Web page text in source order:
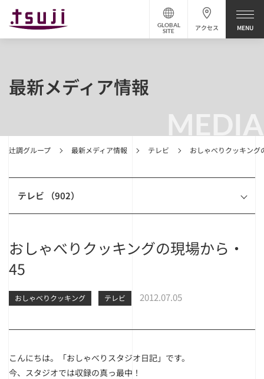
アクセス
GLOBAL
SITE
MEDIA
辻調グループ 最新メディア情報 テレビ おしゃべりクッキング
最新メディア情報
テレビ （902）
おしゃべりクッキングの現場から・
45
おしゃべりクッキング テレビ 2012.07.05
こんにちは。「おしゃべりスタジオ日記」です。
今、スタジオでは収録の真っ最中！